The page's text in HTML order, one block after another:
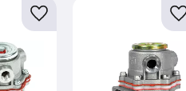
Lägg till i favoriter